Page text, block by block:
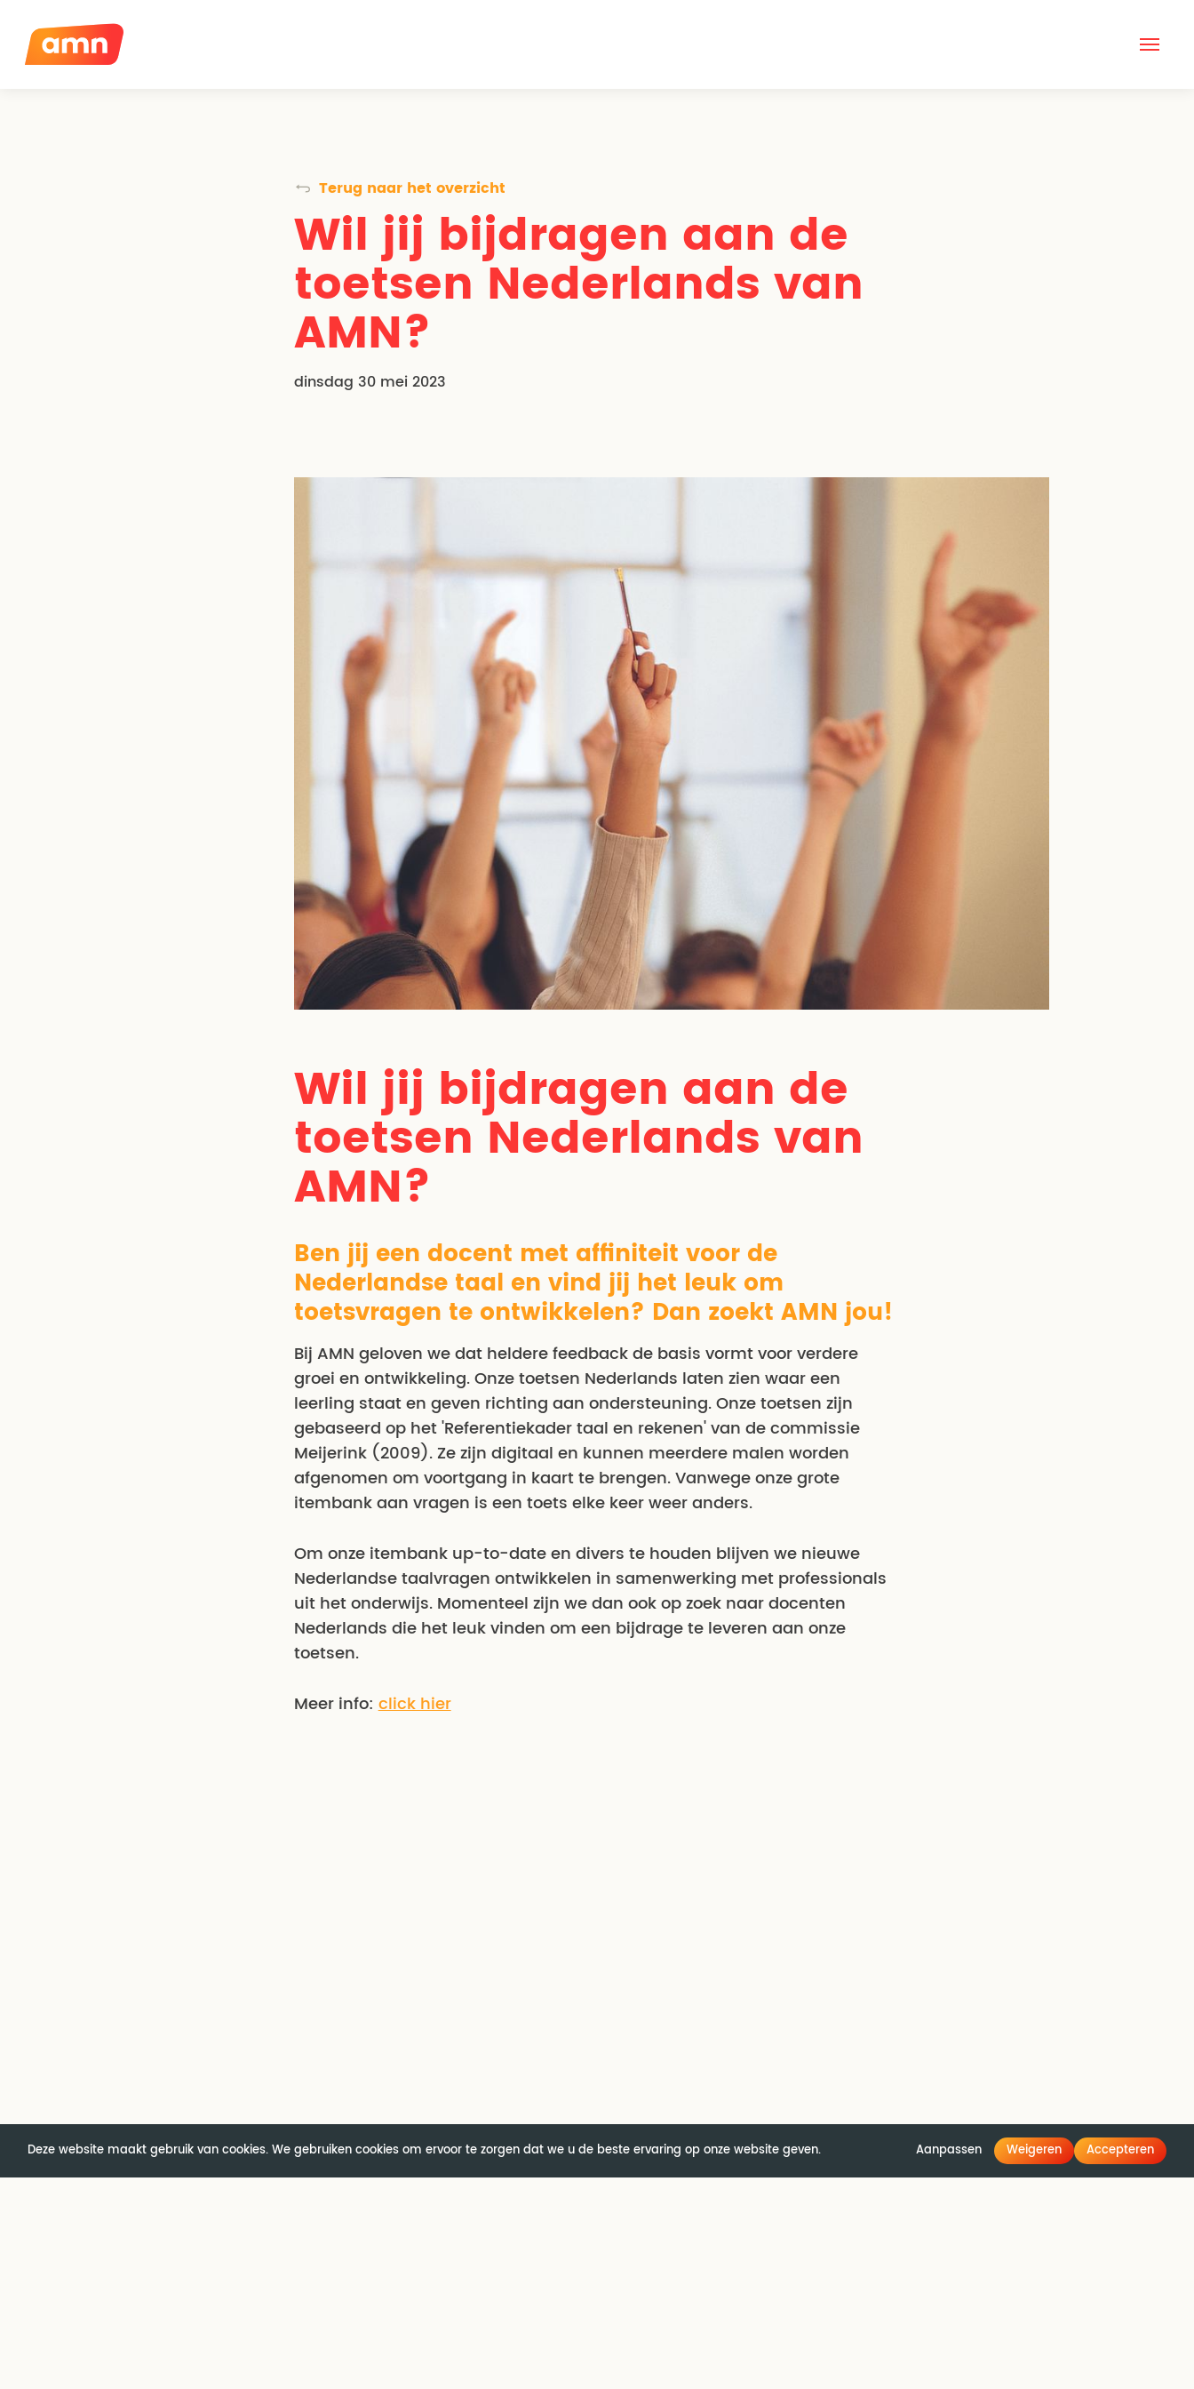
Deze website maakt gebruik van cookies. We gebruiken cookies om ervoor te zorgen dat we u de beste ervaring op onze website geven. Aanpassen Weigeren Accepteren
Terug naar het overzicht
Wil jij bijdragen aan de
toetsen Nederlands van
AMN?
dinsdag 30 mei 2023
Wil jij bijdragen aan de
toetsen Nederlands van
AMN?
Ben jij een docent met affiniteit voor de
Nederlandse taal en vind jij het leuk om
toetsvragen te ontwikkelen? Dan zoekt AMN jou!
Bij AMN geloven we dat heldere feedback de basis vormt voor verdere
groei en ontwikkeling. Onze toetsen Nederlands laten zien waar een
leerling staat en geven richting aan ondersteuning. Onze toetsen zijn
gebaseerd op het 'Referentiekader taal en rekenen' van de commissie
Meijerink (2009). Ze zijn digitaal en kunnen meerdere malen worden
afgenomen om voortgang in kaart te brengen. Vanwege onze grote
itembank aan vragen is een toets elke keer weer anders.
Om onze itembank up-to-date en divers te houden blijven we nieuwe
Nederlandse taalvragen ontwikkelen in samenwerking met professionals
uit het onderwijs. Momenteel zijn we dan ook op zoek naar docenten
Nederlands die het leuk vinden om een bijdrage te leveren aan onze
toetsen.
Meer info: click hier